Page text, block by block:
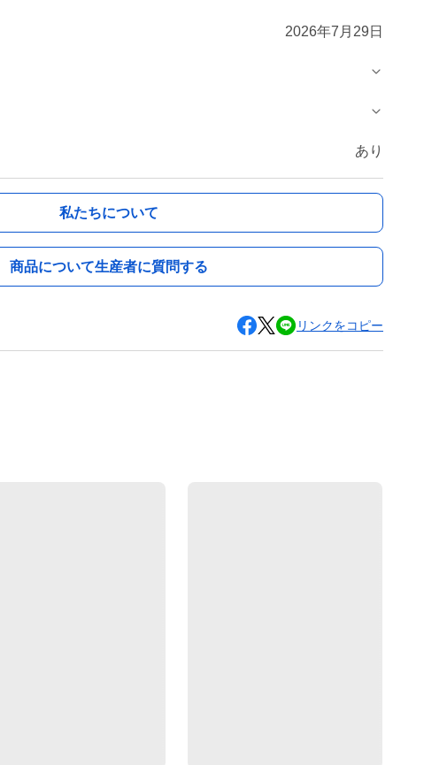
2026年7月29日
あり
私たちについて
商品について生産者に質問する
リンクをコピー